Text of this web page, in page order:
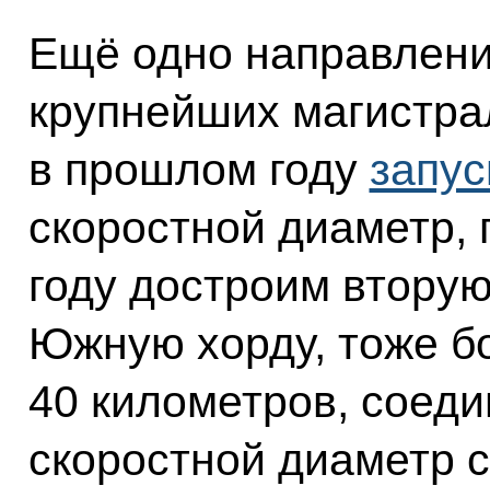
Ещё одно
крупнейших
в прошлом году
скоростной
году достроим
Южную хорду, тоже
40 километров,
скоростной диаметр